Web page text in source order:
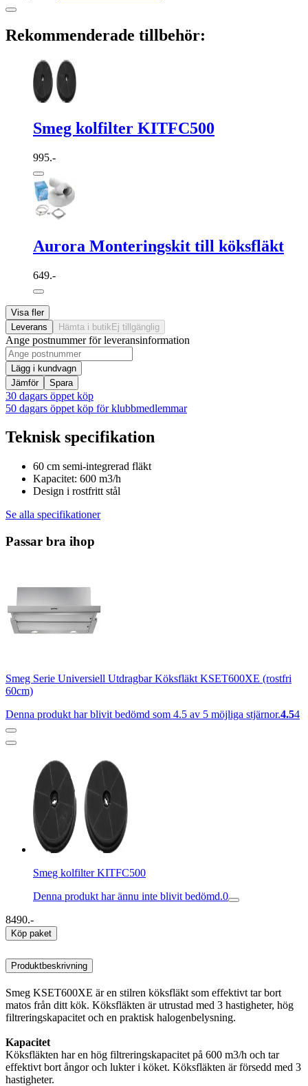
Rekommenderade tillbehör:
Smeg kolfilter KITFC500
995.-
Aurora Monteringskit till köksfläkt
649.-
Visa fler
Leverans
Hämta i butikEj tillgänglig
Ange postnummer för leveransinformation
Lägg i kundvagn
Jämför
Spara
30 dagars öppet köp
50 dagars öppet köp för klubbmedlemmar
Teknisk specifikation
60 cm semi-integrerad fläkt
Kapacitet: 600 m3/h
Design i rostfritt stål
Se alla specifikationer
Passar bra ihop
Smeg Serie Universiell Utdragbar Köksfläkt KSET600XE (rostfri
60cm)
Denna produkt har blivit bedömd som 4.5 av 5 möjliga stjärnor.4.54
Smeg kolfilter KITFC500
Denna produkt har ännu inte blivit bedömd.0
8490.-
Köp paket
Produktbeskrivning
Smeg KSET600XE är en stilren köksfläkt som effektivt tar bort
matos från ditt kök. Köksfläkten är utrustad med 3 hastigheter, hög
filtreringskapacitet och en praktisk halogenbelysning.
Kapacitet
Köksfläkten har en hög filtreringskapacitet på 600 m3/h och tar
effektivt bort ångor och lukter i köket. Köksfläkten är försedd med 3
hastigheter.